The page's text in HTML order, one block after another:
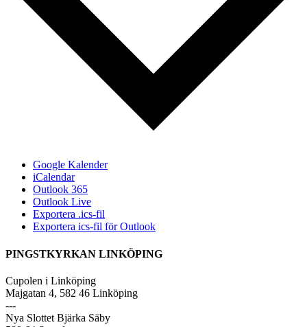
Google Kalender
iCalendar
Outlook 365
Outlook Live
Exportera .ics-fil
Exportera ics-fil för Outlook
PINGSTKYRKAN LINKÖPING
Cupolen i Linköping
Majgatan 4, 582 46 Linköping
---
Nya Slottet Bjärka Säby